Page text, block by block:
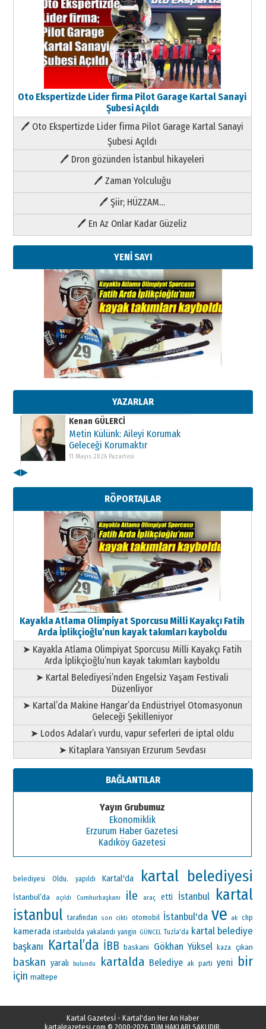
Oto Ekspertizde Lider firma Pilot Garage Kartal Sanayi
Şubesi Açıldı
🖊 Oto Ekspertizde Lider firma Pilot Garage Kartal Sanayi
Şubesi Açıldı
🖊 Dron gözünden İstanbul hikayeleri
🖊 Zaman Yolculuğu
🖊 Şiir; HÜZZAM…
🖊 En Az Onlar Kadar Güzeliz
YENİ SAYI
YAZARLAR
Kenan GÜLERCİ
Metin Külünk: Aileyi Korumak
Geleceği Korumaktır
11 Mayıs 2026 Pazartesi
Kenan GÜLERCİ
Metin Külünk: Aileyi Korumak
Geleceği Korumaktır
11 Mayıs 2026 Pazartesi
Metin Külünk: Aileyi Korumak
Geleceği Korumaktır
11 Mayıs 2026 Pazartesi
◀▶
RÖPORTAJLAR
Kayakla Atlama Olimpiyat Sporcusu Milli Kayakçı Fatih
Arda İplikçioğlu’nun kayak takımları kayboldu
➤ Kayakla Atlama Olimpiyat Sporcusu Milli Kayakçı Fatih
Arda İplikçioğlu’nun kayak takımları kayboldu
➤ Kartal Belediyesi’nden Engelsiz Yaşam Festivali
Düzenliyor
➤ Kartal’da Makine Hangar’da Endüstriyel Otomasyonun
Geleceği Şekilleniyor
➤ Lodos Adalar’ı vurdu, vapur seferleri de iptal oldu
➤ Kitaplara Yansıyan Erzurum Sevdası
BAĞLANTILAR
Yayın Grubumuz
Ekonomiklik
Erzurum Haber Gazetesi
Kadıköy Gazetesi
belediyesi Oldu. yapıldı Kartal'da kartal belediyesi
İstanbul’da açıldı Cumhurbaşkanı ile araç etti İstanbul kartal
istanbul tarafından son cikti otomobil İstanbul'da ve ak chp
kamerada istanbulda yakalandı yangin GÜNCEL Tuzla'da kartal belediye
başkanı Kartal’da İBB baskani Gökhan Yüksel kaza çıkan
baskan yaralı bulundu kartalda Belediye ak parti yeni bir
için maltepe
Kartal Gazetesİ - Kartal'dan Her An Haber
kartalgazetesi.com © 2000-2026 TÜM HAKLARI SAKLIDIR.